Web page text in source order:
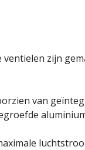
ventielen zijn
van